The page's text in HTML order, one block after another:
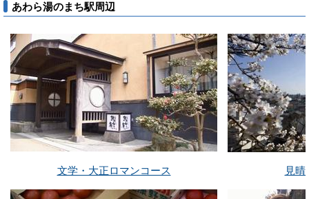
あわら湯のまち駅周辺
文学・大正ロマンコース 見